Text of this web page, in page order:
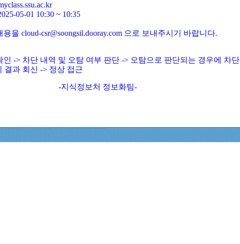
05-01 10:30 ~ 10:35
을 cloud-csr@soongsil.dooray.com 으로 보내주시기 바랍니다.
인 -> 차단 내역 및 오탐 여부 판단 -> 오탐으로 판단되는 경우에 차단
결과 회신 -> 정상 접근
-지식정보처 정보화팀-